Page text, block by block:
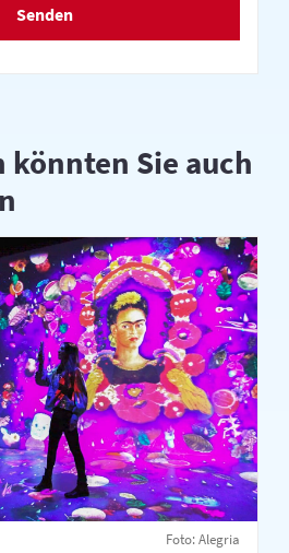
Senden
könnten Sie auch
Foto: Alegria